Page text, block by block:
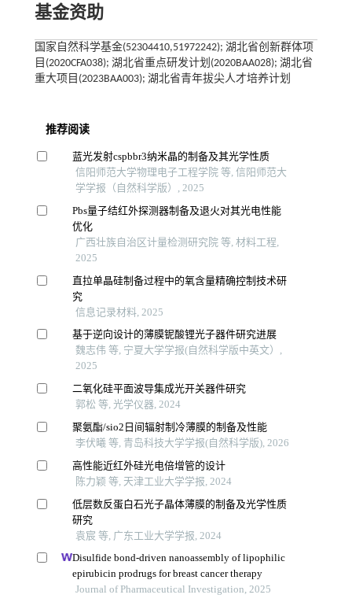
基金资助
国家自然科学基金(52304410,51972242); 湖北省创新群体项
目(2020CFA038); 湖北省重点研发计划(2020BAA028); 湖北省
重大项目(2023BAA003); 湖北省青年拔尖人才培养计划